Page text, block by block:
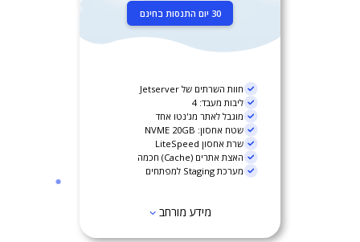
30 יום התנסות בחינם
חוות השרתים של Jetserver
ליבות מעבד: 4
מוגבל לאתר מג'נטו אחד
שטח אחסון: NVME 20GB
שרת אחסון LiteSpeed
האצת אתרים (Cache) חכמה
מערכת Staging למפתחים
מידע מורחב